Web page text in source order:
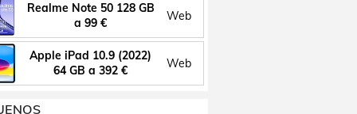
Realme Note 50 128 GB
a 99 €
Web
Apple iPad 10.9 (2022)
64 GB a 392 €
Web